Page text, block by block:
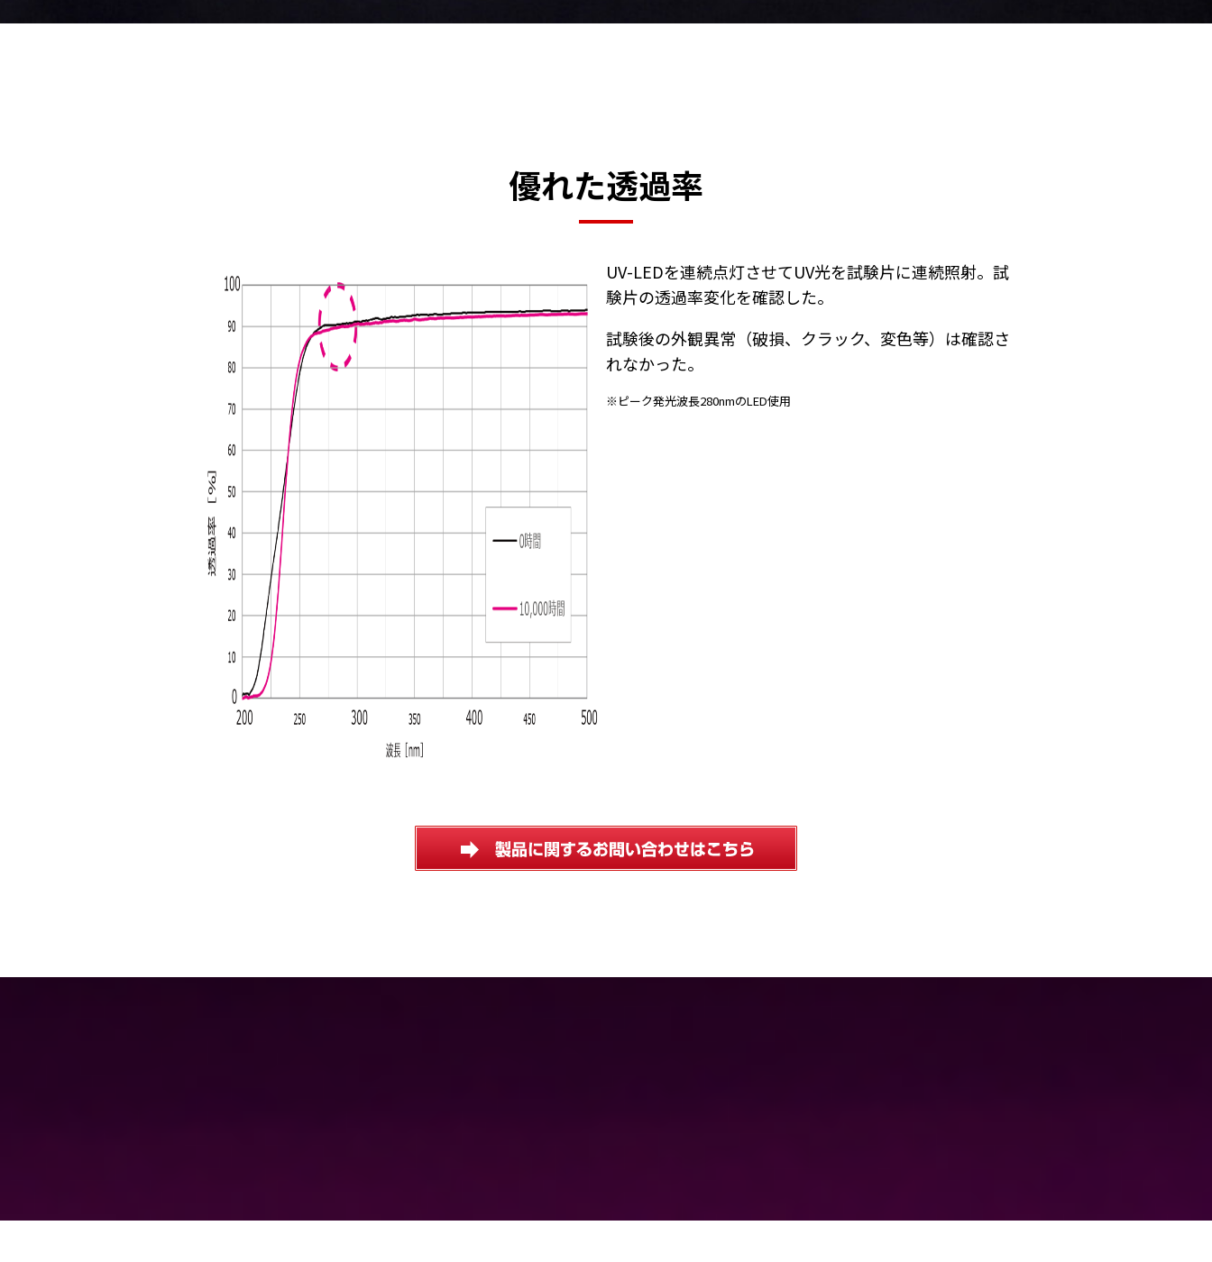
優れた透過率
UV-LEDを連続点灯させてUV光を試験片に連続照射。試
験片の透過率変化を確認した。
試験後の外観異常（破損、クラック、変色等）は確認さ
れなかった。
※ピーク発光波長280nmのLED使用